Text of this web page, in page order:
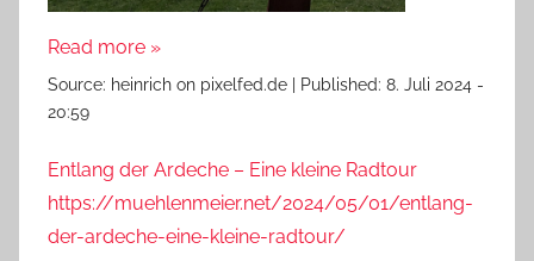
Read more »
Source: heinrich on pixelfed.de Published: 8. Juli 2024 -
20:59
Entlang der Ardeche – Eine kleine Radtour
https://muehlenmeier.net/2024/05/01/entlang-
der-ardeche-eine-kleine-radtour/